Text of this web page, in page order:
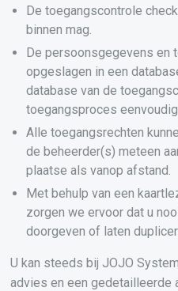
De toegangscontrole
binnen mag.
De persoonsgegevens en
opgeslagen in een
database van de
toegangsproces
Alle toegangsrechten
de beheerder(s) meteen
plaatse als vanop afstand.
Met behulp van een
zorgen we ervoor dat u
doorgeven of laten
U kan steeds bij JOJO
advies en een gedetailleerde